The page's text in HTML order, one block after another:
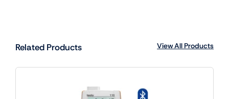
Related Products View All Products